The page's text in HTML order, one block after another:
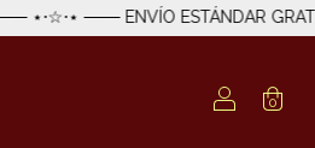
GRATIS EN MÉXICO EN
0